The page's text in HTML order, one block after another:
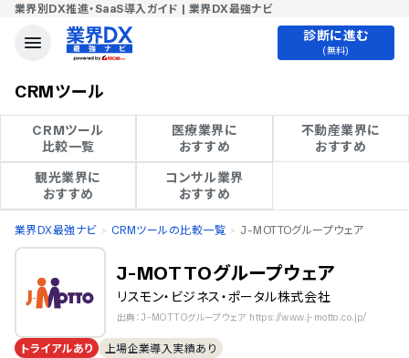
業界別DX推進・SaaS導入ガイド | 業界DX最強ナビ
診断に進む
(無料)
CRMツール
CRMツール
比較一覧
医療業界に
おすすめ
不動産業界に
おすすめ
観光業界に
おすすめ
コンサル業界
おすすめ
業界DX最強ナビ CRMツールの比較一覧 J-MOTTOグループウェア
J-MOTTOグループウェア
リスモン・ビジネス・ポータル株式会社
出典：J-MOTTOグループウェア https://www.j-motto.co.jp/
トライアルあり 上場企業導入実績あり